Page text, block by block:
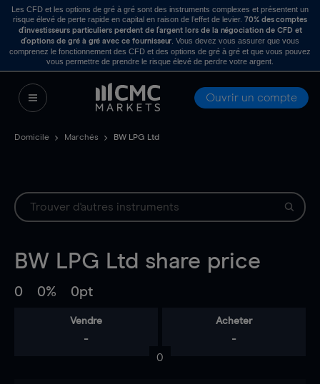
Les CFD et les options de gré à gré sont des instruments complexes et présentent un
risque élevé de perte rapide en capital en raison de l’effet de levier. 70% des comptes
d’investisseurs particuliers perdent de l’argent lors de la négociation de CFD et
d’options de gré à gré avec ce fournisseur . Vous devez vous assurer que vous
comprenez le fonctionnement des CFD et des options de gré à gré et que vous pouvez
vous permettre de prendre le risque élevé de perdre votre argent.
Ouvrir un compte
Domicile Marchés BW LPG Ltd
BW LPG Ltd share price
0 0% 0pt
Vendre
-
Acheter
-
0